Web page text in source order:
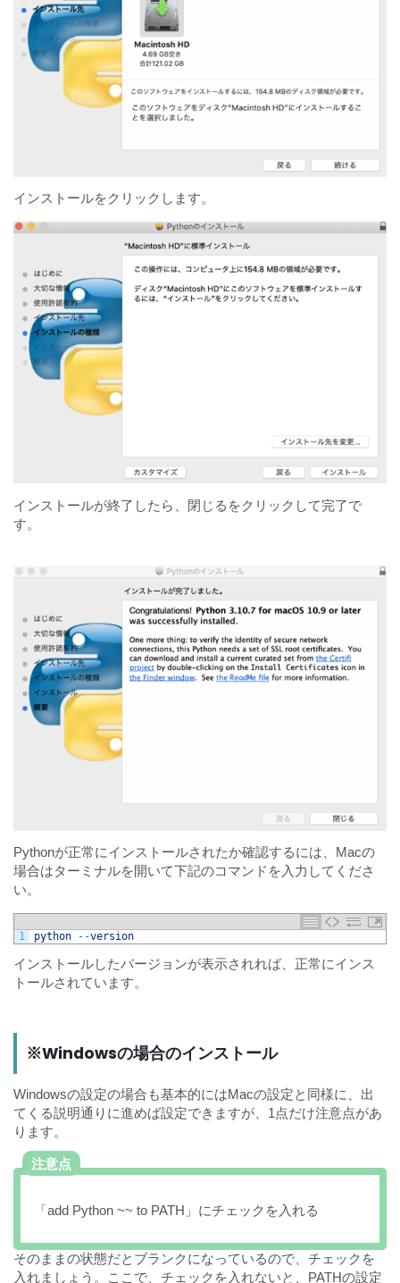
インストールをクリックします。
インストールが終了したら、閉じるをクリックして完了で
す。
Pythonが正常にインストールされたか確認するには、Macの
場合はターミナルを開いて下記のコマンドを入力してくださ
い。
1 python --version
インストールしたバージョンが表示されれば、正常にインス
トールされています。
※Windowsの場合のインストール
Windowsの設定の場合も基本的にはMacの設定と同様に、出
てくる説明通りに進めば設定できますが、1点だけ注意点があ
ります。
注意点
「add Python ~~ to PATH」にチェックを入れる
そのままの状態だとブランクになっているので、チェックを
入れましょう。ここで、チェックを入れないと、PATHの設定